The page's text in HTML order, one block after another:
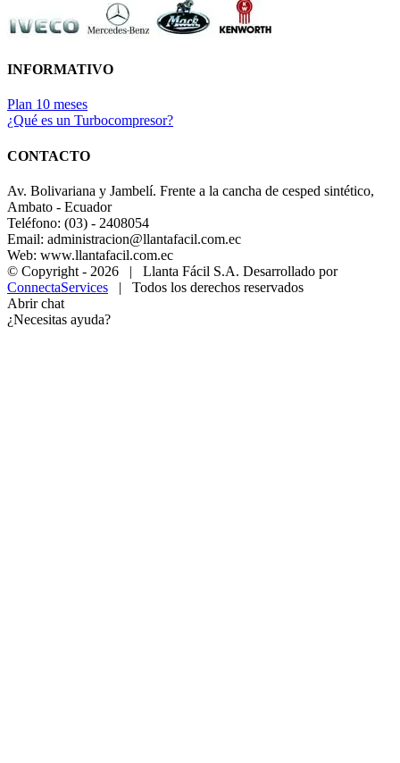
INFORMATIVO
Plan 10 meses
¿Qué es un Turbocompresor?
CONTACTO
Av. Bolivariana y Jambelí. Frente a la cancha de cesped sintético,
Ambato - Ecuador
Teléfono: (03) - 2408054
Email: administracion@llantafacil.com.ec
Web: www.llantafacil.com.ec
© Copyright - 2026 | Llanta Fácil S.A. Desarrollado por
ConnectaServices | Todos los derechos reservados
Abrir chat
¿Necesitas ayuda?